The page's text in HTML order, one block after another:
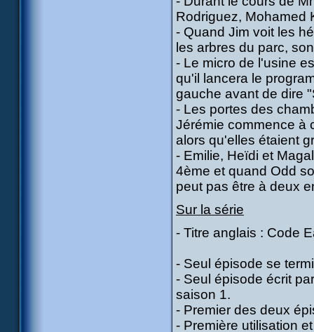
Rodriguez, Mohamed
- Quand Jim voit les
les arbres du parc,
- Le micro de l'usine
qu'il lancera le
gauche avant de dire
- Les portes des
Jérémie commence à
alors qu'elles étaient
- Emilie, Heïdi et
4ème et quand Odd
peut pas être à deux
Sur la série
- Titre anglais : Code
- Seul épisode se
- Seul épisode écrit
saison 1.
- Premier des deux
- Première utilisation